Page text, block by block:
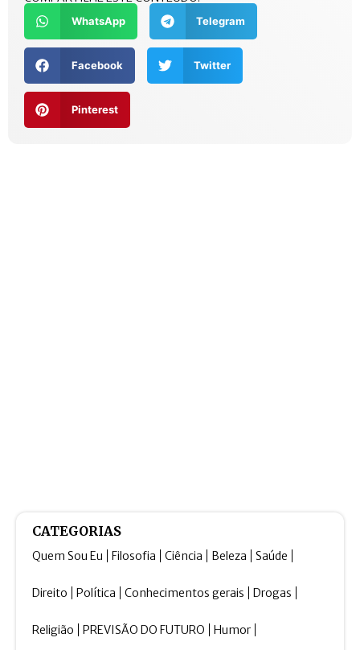
WhatsApp Telegram
Facebook Twitter
Pinterest
CATEGORIAS
Quem Sou Eu Filosofia Ciência Beleza Saúde
Direito Política Conhecimentos gerais Drogas
Religião PREVISÃO DO FUTURO Humor